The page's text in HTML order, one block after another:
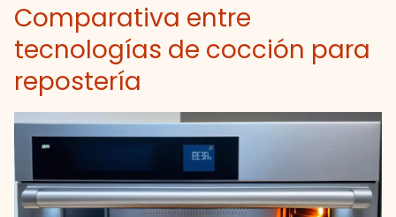
Comparativa entre
tecnologías de cocción para
repostería